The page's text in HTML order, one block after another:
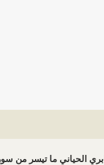
الحياني ما تيسر من